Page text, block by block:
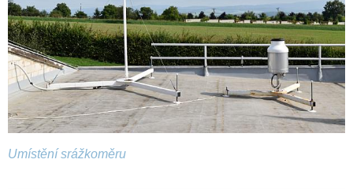
Umístění srážkoměru